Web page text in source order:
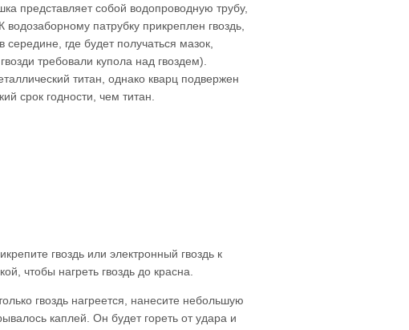
представляет собой водопроводную трубу,
патрубку прикреплен гвоздь,
где будет получаться мазок,
требовали купола над гвоздем).
титан, однако кварц подвержен
срок годности, чем титан.
гвоздь или электронный гвоздь к
чтобы нагреть гвоздь до красна.
гвоздь нагреется, нанесите небольшую
каплей. Он будет гореть от удара и